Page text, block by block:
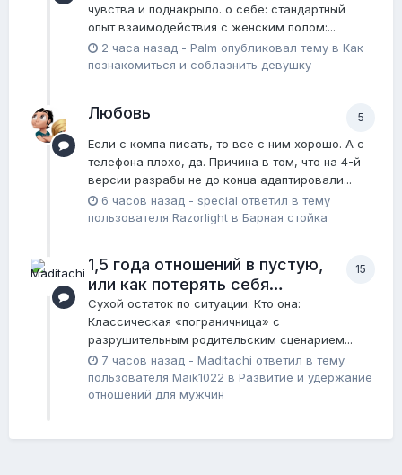
чувства и поднакрыло. о себе: стандартный
опыт взаимодействия с женским полом:...
2 часа назад - Palm опубликовал тему в Как
познакомиться и соблазнить девушку
5
Любовь
Если с компа писать, то все с ним хорошо. А с
телефона плохо, да. Причина в том, что на 4-й
версии разрабы не до конца адаптировали...
6 часов назад - special ответил в тему
пользователя Razorlight в Барная стойка
15
1,5 года отношений в пустую,
или как потерять себя…
Сухой остаток по ситуации: Кто она:
Классическая «пограничница» с
разрушительным родительским сценарием...
7 часов назад - Maditachi ответил в тему
пользователя Maik1022 в Pазвитие и удержание
отношений для мужчин